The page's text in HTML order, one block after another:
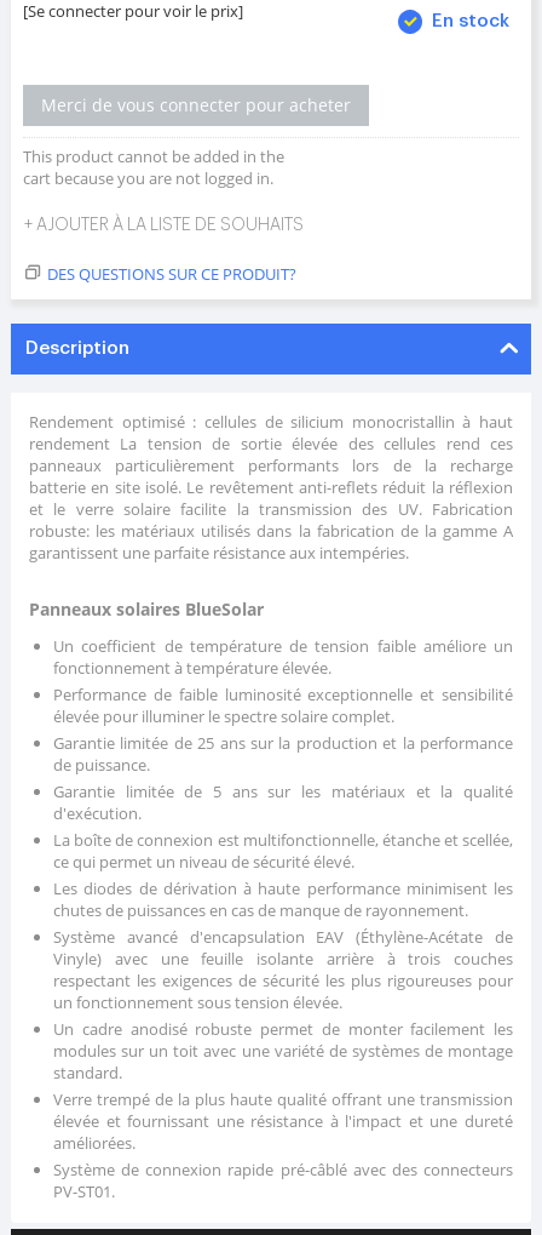
[Se connecter pour voir le prix] En stock
Merci de vous connecter pour acheter
This product cannot be added in the
cart because you are not logged in.
+ AJOUTER À LA LISTE DE SOUHAITS
DES QUESTIONS SUR CE PRODUIT?
Description
Rendement optimisé : cellules de silicium monocristallin à haut
rendement La tension de sortie élevée des cellules rend ces
panneaux particulièrement performants lors de la recharge
batterie en site isolé. Le revêtement anti-reflets réduit la réflexion
et le verre solaire facilite la transmission des UV. Fabrication
robuste: les matériaux utilisés dans la fabrication de la gamme A
garantissent une parfaite résistance aux intempéries.
Panneaux solaires BlueSolar
Un coefficient de température de tension faible améliore un
fonctionnement à température élevée.
Performance de faible luminosité exceptionnelle et sensibilité
élevée pour illuminer le spectre solaire complet.
Garantie limitée de 25 ans sur la production et la performance
de puissance.
Garantie limitée de 5 ans sur les matériaux et la qualité
d'exécution.
La boîte de connexion est multifonctionnelle, étanche et scellée,
ce qui permet un niveau de sécurité élevé.
Les diodes de dérivation à haute performance minimisent les
chutes de puissances en cas de manque de rayonnement.
Système avancé d'encapsulation EAV (Éthylène-Acétate de
Vinyle) avec une feuille isolante arrière à trois couches
respectant les exigences de sécurité les plus rigoureuses pour
un fonctionnement sous tension élevée.
Un cadre anodisé robuste permet de monter facilement les
modules sur un toit avec une variété de systèmes de montage
standard.
Verre trempé de la plus haute qualité offrant une transmission
élevée et fournissant une résistance à l'impact et une dureté
améliorées.
Système de connexion rapide pré-câblé avec des connecteurs
PV-ST01.